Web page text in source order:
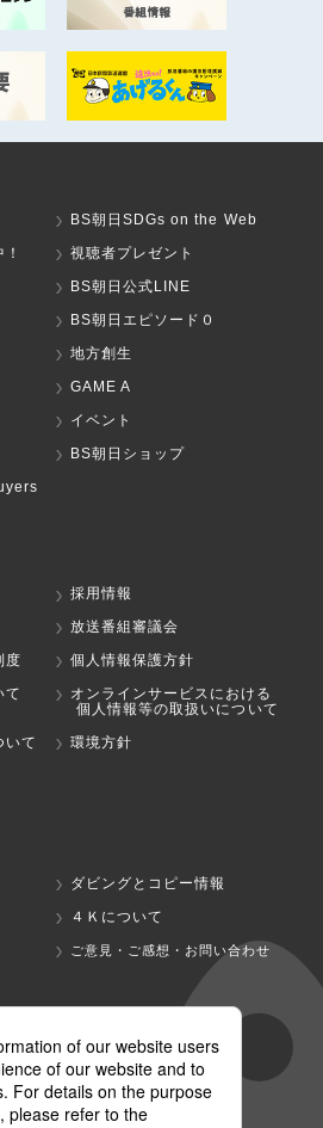
BS朝日SDGs on the Web
視聴者プレゼント
BS朝日公式LINE
BS朝日エピソード０
地方創生
GAME A
イベント
BS朝日ショップ
採用情報
放送番組審議会
度
個人情報保護方針
て
オンラインサービスにおける
個人情報等の取扱いについて
いて
環境方針
ダビングとコピー情報
４Ｋについて
ご意見・ご感想・お問い合わせ
テレ朝チャンネル